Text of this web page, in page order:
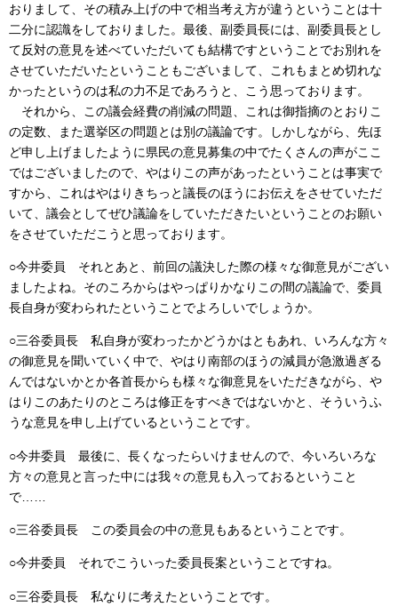
おりまして、その積み上げの中で相当考え方が違うということは十
二分に認識をしておりました。最後、副委員長には、副委員長とし
て反対の意見を述べていただいても結構ですということでお別れを
させていただいたということもございまして、これもまとめ切れな
かったというのは私の力不足であろうと、こう思っております。
それから、この議会経費の削減の問題、これは御指摘のとおりこ
の定数、また選挙区の問題とは別の議論です。しかしながら、先ほ
ど申し上げましたように県民の意見募集の中でたくさんの声がここ
ではございましたので、やはりこの声があったということは事実で
すから、これはやはりきちっと議長のほうにお伝えをさせていただ
いて、議会としてぜひ議論をしていただきたいということのお願い
をさせていただこうと思っております。
○今井委員 それとあと、前回の議決した際の様々な御意見がござい
ましたよね。そのころからはやっぱりかなりこの間の議論で、委員
長自身が変わられたということでよろしいでしょうか。
○三谷委員長 私自身が変わったかどうかはともあれ、いろんな方々
の御意見を聞いていく中で、やはり南部のほうの減員が急激過ぎる
んではないかとか各首長からも様々な御意見をいただきながら、や
はりこのあたりのところは修正をすべきではないかと、そういうふ
うな意見を申し上げているということです。
○今井委員 最後に、長くなったらいけませんので、今いろいろな
方々の意見と言った中には我々の意見も入っておるということ
で……
○三谷委員長 この委員会の中の意見もあるということです。
○今井委員 それでこういった委員長案ということですね。
○三谷委員長 私なりに考えたということです。